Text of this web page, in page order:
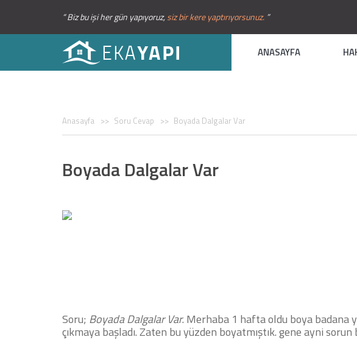
“ Biz bu işi her gün yapıyoruz,siz bir kere yaptırıyorsunuz. ”
ANASAYFA
Anasayfa Soru Cevap Boyada Dalgalar Var
Boyada Dalgalar Var
Soru; Boyada Dalgalar Var. Merhaba 1 hafta oldu boya badana
çıkmaya başladı. Zaten bu yüzden boyatmıştık. gene ayni